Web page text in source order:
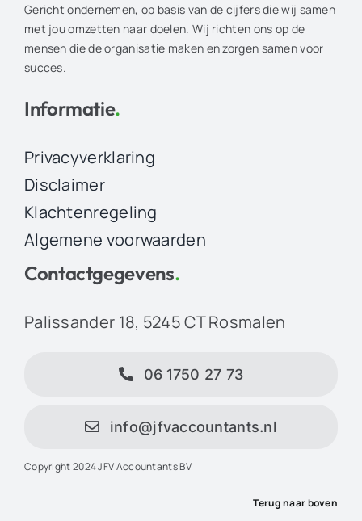
Gericht ondernemen, op basis van de cijfers die wij samen
met jou omzetten naar doelen. Wij richten ons op de
mensen die de organisatie maken en zorgen samen voor
succes.
Informatie.
Privacyverklaring
Disclaimer
Klachtenregeling
Algemene voorwaarden
Contactgegevens.
Palissander 18, 5245 CT Rosmalen
06 1750 27 73
info@jfvaccountants.nl
Copyright 2024 JFV Accountants BV
Terug naar boven